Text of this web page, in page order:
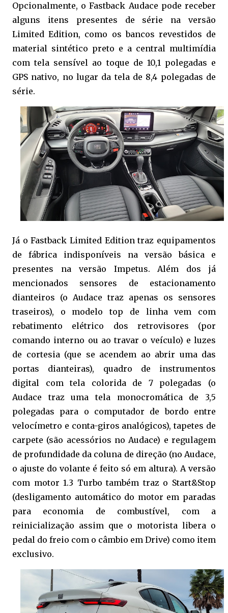
Opcionalmente, o Fastback Audace pode receber
alguns itens presentes de série na versão
Limited Edition, como os bancos revestidos de
material sintético preto e a central multimídia
com tela sensível ao toque de 10,1 polegadas e
GPS nativo, no lugar da tela de 8,4 polegadas de
série.
Já o Fastback Limited Edition traz equipamentos
de fábrica indisponíveis na versão básica e
presentes na versão Impetus. Além dos já
mencionados sensores de estacionamento
dianteiros (o Audace traz apenas os sensores
traseiros), o modelo top de linha vem com
rebatimento elétrico dos retrovisores (por
comando interno ou ao travar o veículo) e luzes
de cortesia (que se acendem ao abrir uma das
portas dianteiras), quadro de instrumentos
digital com tela colorida de 7 polegadas (o
Audace traz uma tela monocromática de 3,5
polegadas para o computador de bordo entre
velocímetro e conta-giros analógicos), tapetes de
carpete (são acessórios no Audace) e regulagem
de profundidade da coluna de direção (no Audace,
o ajuste do volante é feito só em altura). A versão
com motor 1.3 Turbo também traz o Start&Stop
(desligamento automático do motor em paradas
para economia de combustível, com a
reinicialização assim que o motorista libera o
pedal do freio com o câmbio em Drive) como item
exclusivo.